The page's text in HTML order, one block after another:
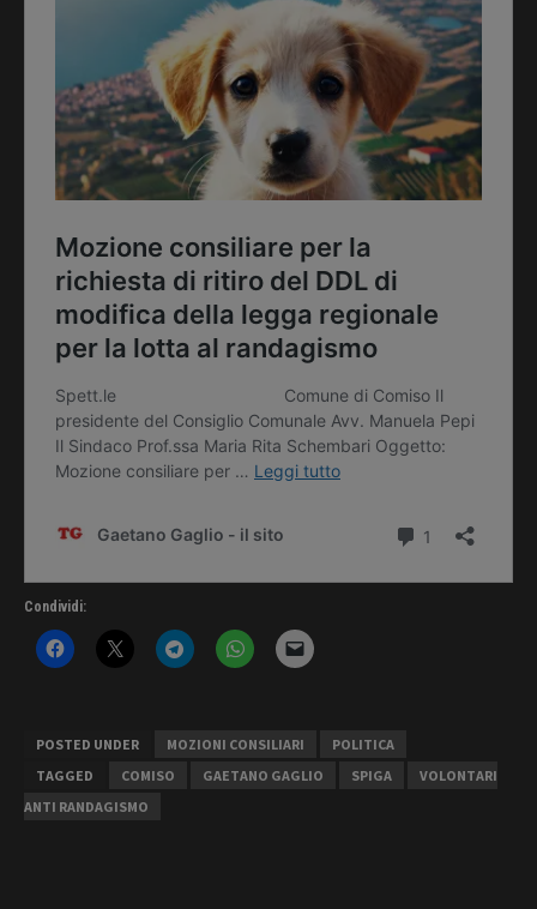
Condividi:
POSTED UNDER MOZIONI CONSILIARI
POLITICA
TAGGED
COMISO GAETANO GAGLIO SPIGA
VOLONTARI
ANTI RANDAGISMO